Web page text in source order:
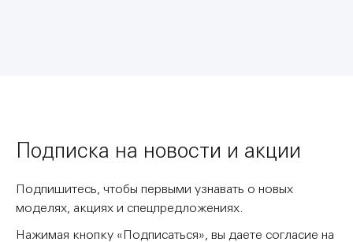
Подписка на новости и акции
Подпишитесь, чтобы первыми узнавать о новых
моделях, акциях и спецпредложениях.
Нажимая кнопку «Подписаться», вы даете согласие на